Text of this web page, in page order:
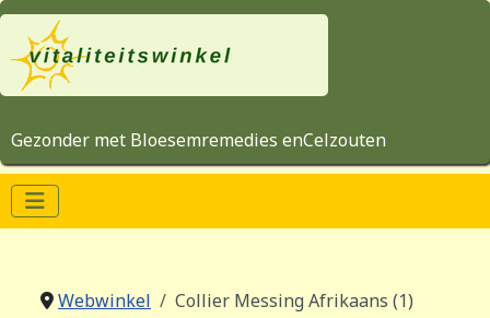
Gezonder met Bloesemremedies enCelzouten
Webwinkel Collier Messing Afrikaans (1)